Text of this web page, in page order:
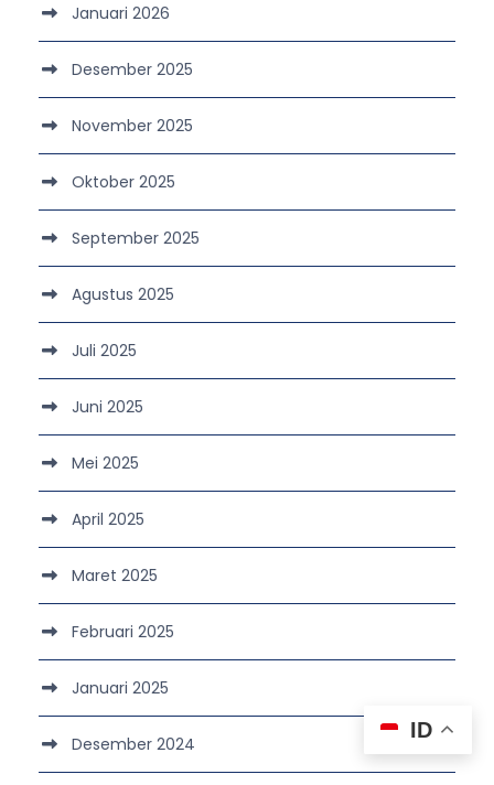
Januari 2026
Desember 2025
November 2025
Oktober 2025
September 2025
Agustus 2025
Juli 2025
Juni 2025
Mei 2025
April 2025
Maret 2025
Februari 2025
Januari 2025
Desember 2024
ID